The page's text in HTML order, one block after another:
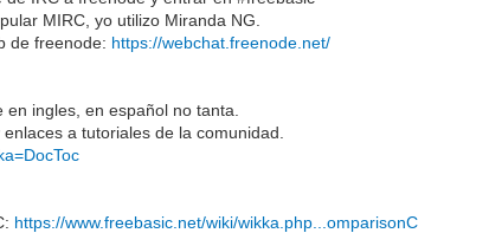
MIRC, yo utilizo Miranda NG.
de freenode: https://webchat.freenode.net/
ingles, en español no tanta.
a tutoriales de la comunidad.
https://www.freebasic.net/wiki/wikka.php...omparisonC